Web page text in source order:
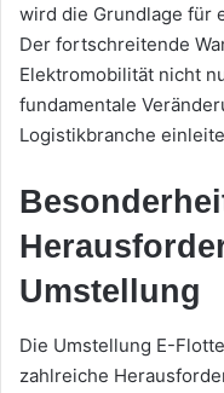
wird die Grundlage für
Der fortschreitende
Elektromobilität nicht
fundamentale
Logistikbranche
Umstellung
Die Umstellung E-
zahlreiche